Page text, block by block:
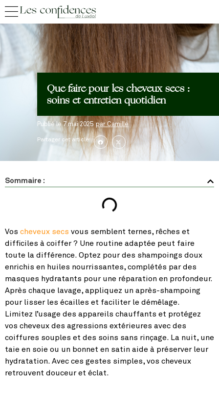
Que faire pour les cheveux secs :
soins et entretien quotidien
Publié le7 mai 2025 par Camille
Partager cet article
Sommaire :
Vos cheveux secs vous semblent ternes, rêches et
difficiles à coiffer ? Une routine adaptée peut faire
toute la différence. Optez pour des shampoings doux
enrichis en huiles nourrissantes, complétés par des
masques hydratants pour une réparation en profondeur.
Après chaque lavage, appliquez un après-shampoing
pour lisser les écailles et faciliter le démêlage.
Limitez l’usage des appareils chauffants et protégez
vos cheveux des agressions extérieures avec des
coiffures souples et des soins sans rinçage. La nuit, une
taie en soie ou un bonnet en satin aide à préserver leur
hydratation. Avec ces gestes simples, vos cheveux
retrouvent douceur et éclat.